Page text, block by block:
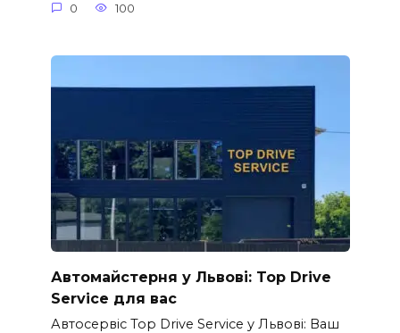
0 100
Автомайстерня у Львові: Top Drive
Service для вас
Автосервіс Top Drive Service у Львові: Ваш